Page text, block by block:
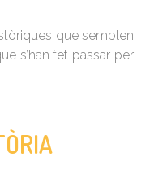
que semblen
s’han fet passar per